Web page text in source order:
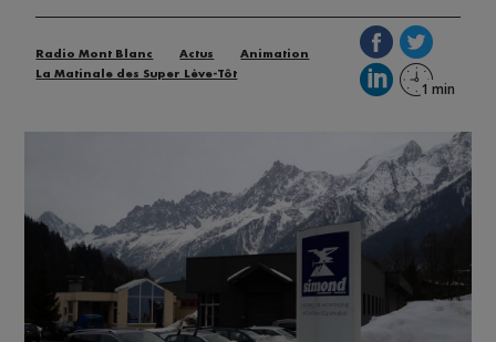
Radio Mont Blanc Actus
Animation
La Matinale des Super Lève-Tôt